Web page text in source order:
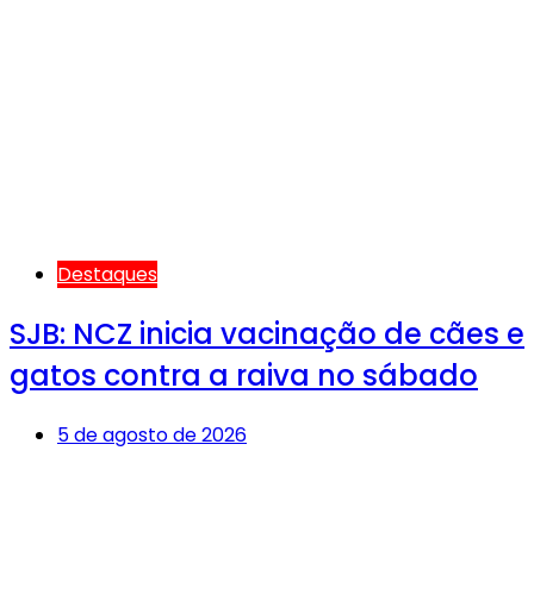
Destaques
SJB: NCZ inicia vacinação de cães e
gatos contra a raiva no sábado
5 de agosto de 2026